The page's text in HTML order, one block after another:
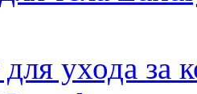
ухода за